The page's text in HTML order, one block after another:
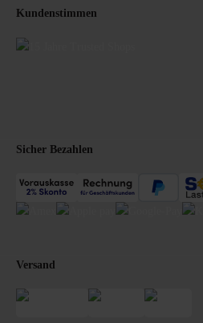
Kundenstimmen
Sicher Bezahlen
Versand